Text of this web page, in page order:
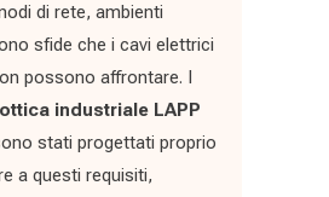
di rete, ambienti
sfide che i cavi elettrici
possono affrontare. I
industriale LAPP
stati progettati proprio
a questi requisiti,